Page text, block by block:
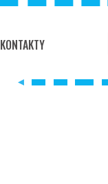
KONTAKTY